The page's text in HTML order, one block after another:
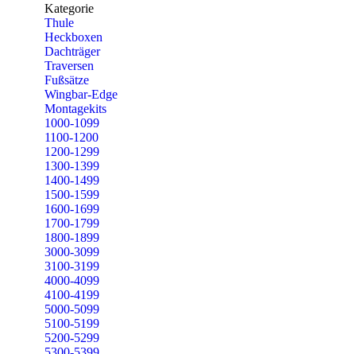
Kategorie
Thule
Heckboxen
Dachträger
Traversen
Fußsätze
Wingbar-Edge
Montagekits
1000-1099
1100-1200
1200-1299
1300-1399
1400-1499
1500-1599
1600-1699
1700-1799
1800-1899
3000-3099
3100-3199
4000-4099
4100-4199
5000-5099
5100-5199
5200-5299